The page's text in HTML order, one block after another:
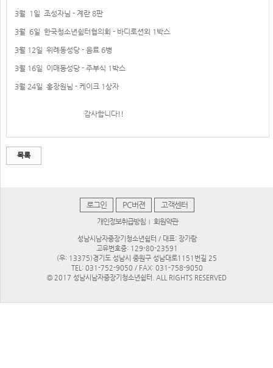
3월 1일 조성자님 - 계란 8판
3월 6일 한국청소년쉼터협의회 - 바디로션외 1박스
3월 12일 위례동성당 - 음료 6병
3월 16일 이매동성당 - 주부식 1박스
3월 24일 홍장원님 - 케이크 1상자
감사합니다!!
목록
로그인 PC버젼 고객센터
개인정보취급방침 회원약관
성남시남자중장기청소년쉼터 / 대표: 장가람
고유번호증: 129-80-23591
(우: 13375)경기도 성남시 중원구 성남대로1151번길 25
TEL: 031-752-9050 / FAX: 031-758-9050
© 2017 성남시남자중장기청소년쉼터. ALL RIGHTS RESERVED